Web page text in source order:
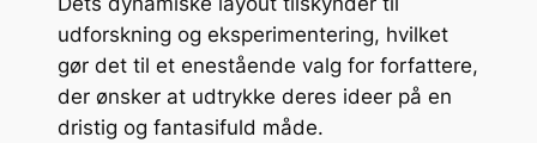
udforskning og eksperimentering, hvilket
gør det til et enestående valg for forfattere,
der ønsker at udtrykke deres ideer på en
dristig og fantasifuld måde.